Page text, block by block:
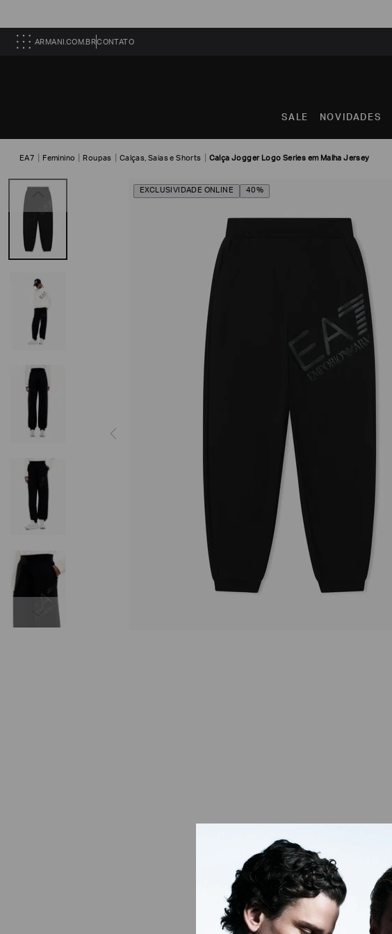
ARMANI.COM.BRCONTATO
SALE NOVIDADES
EA7 Feminino Roupas Calças, Saias e Shorts Calça Jogger Logo Series em Malha Jersey
EXCLUSIVIDADE ONLINE 40%
R$